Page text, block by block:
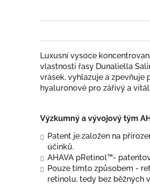
Luxusní vysoce
vlastnosti řasy Dunaliella
vrásek, vyhlazuje a
hyaluronové pro zářivý a
Výzkumný a vývojový tým
Patent je založen na
účinků.
AHAVA pRetinol™-
Pouze tímto způsobem -
retinolu, tedy bez běžných